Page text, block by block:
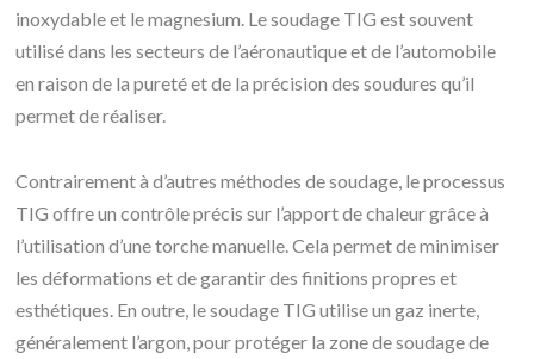
inoxydable et le magnesium. Le soudage TIG est souvent
utilisé dans les secteurs de l’aéronautique et de l’automobile
en raison de la pureté et de la précision des soudures qu’il
permet de réaliser.
Contrairement à d’autres méthodes de soudage, le processus
TIG offre un contrôle précis sur l’apport de chaleur grâce à
l’utilisation d’une torche manuelle. Cela permet de minimiser
les déformations et de garantir des finitions propres et
esthétiques. En outre, le soudage TIG utilise un gaz inerte,
généralement l’argon, pour protéger la zone de soudage de